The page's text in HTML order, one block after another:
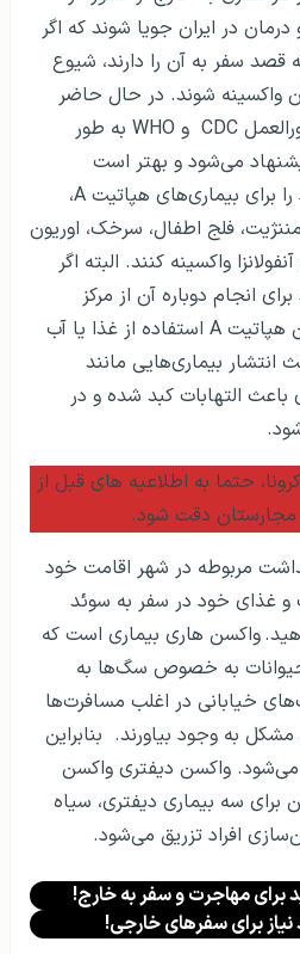
در ایران جویا شوند که اگر
سفر به آن را دارند، شیوع
واکسینه شوند. در حال حاضر
CDC و WHO به طور
می‌شود و بهتر است
برای بیماری‌­های هپاتیت A،
فلج اطفال، سرخک، اوریون
واکسینه کنند. البته اگر
انجام دوباره آن از مرکز
هپاتیت A استفاده از غذا یا آب
انتشار بیماری‌هایی مانند
باعث التهابات کبد شده و در
حتما به اطلاعیه های قبل از
مجارستان دقت شود.
مربوطه در شهر اقامت خود
غذای خود در سفر به سوئد
واکسن هاری بیماری است که
حیوانات به خصوص سگ‌ها به
خیابانی در اغلب مسافرت‌ها
به وجود بیاورند. بنابراین
واکسن دیفتری واکسن
برای سه بیماری دیفتری، سیاه
افراد تزریق می‌شود.
برای مهاجرت و سفر به خارج!